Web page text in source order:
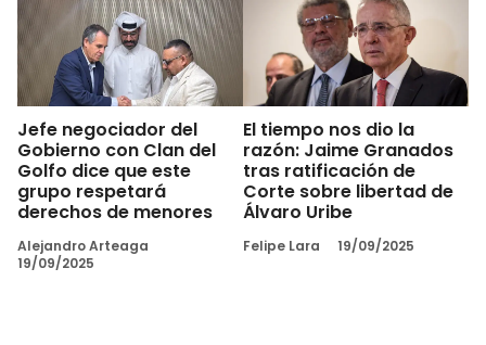
Jefe negociador del
Gobierno con Clan del
Golfo dice que este
grupo respetará
derechos de menores
Alejandro Arteaga
19/09/2025
El tiempo nos dio la
razón: Jaime Granados
tras ratificación de
Corte sobre libertad de
Álvaro Uribe
Felipe Lara 19/09/2025